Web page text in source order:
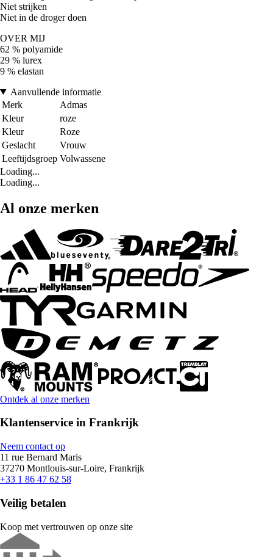
Niet strijken
Niet in de droger doen
OVER MIJ
62 % polyamide
29 % lurex
9 % elastan
Aanvullende informatie
Merk
Admas
Kleur
roze
Kleur
Roze
Geslacht
Vrouw
Leeftijdsgroep Volwassene
Loading...
Loading...
Al onze merken
Ontdek al onze merken
Klantenservice in Frankrijk
Neem contact op
11 rue Bernard Maris
37270 Montlouis-sur-Loire, Frankrijk
+33 1 86 47 62 58
Veilig betalen
Koop met vertrouwen op onze site